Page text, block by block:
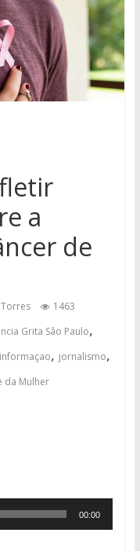
a
de
1463
Grita Sâo Paulo,
informaçao, jornalismo,
da Mulher
00:00